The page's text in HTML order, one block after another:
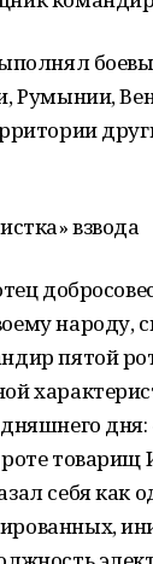
Румынии,
взвода
народу,
пятой
товарищ
себя как